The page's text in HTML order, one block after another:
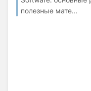
полезные мате...